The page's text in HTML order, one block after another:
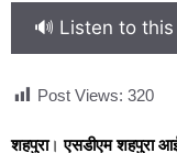
🔊 Listen to this
Post Views: 320
शहपुरा।एसडीएम शहपुरा